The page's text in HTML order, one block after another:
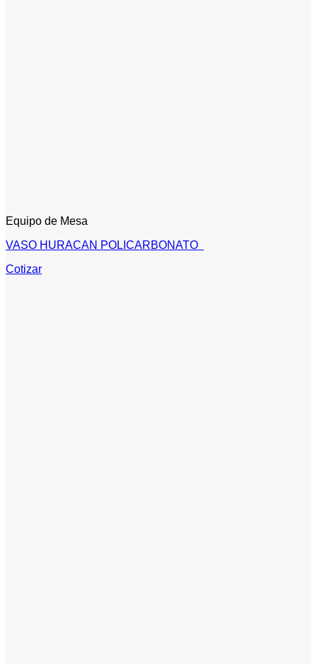
Equipo de Mesa
VASO HURACAN POLICARBONATO
Cotizar